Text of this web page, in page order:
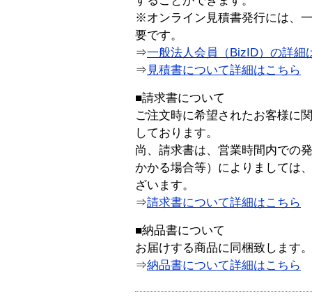
※オンライン見積書発行には、
要です。
⇒一般法人会員（BizID）の詳細
⇒ 見積書について詳細はこちら
■請求書について
ご注文時に希望されたお客様に
しております。
尚、請求書は、営業時間内での
かかる場合等）によりましては
ざいます。
⇒請求書について詳細はこちら
■納品書について
お届けする商品に同梱致します。
⇒納品書について詳細はこちら